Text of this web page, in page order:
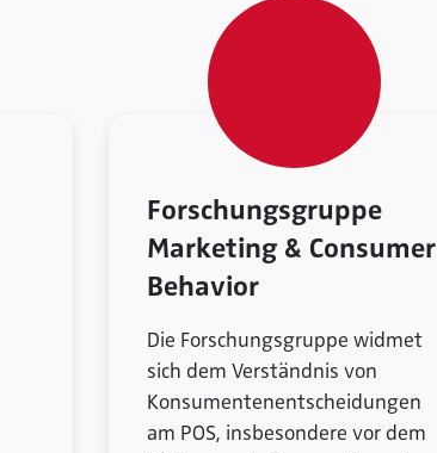
Forschungsgruppe
Marketing & Consumer
Behavior
Die Forschungsgruppe widmet
sich dem Verständnis von
Konsumentenentscheidungen
am POS, insbesondere vor dem